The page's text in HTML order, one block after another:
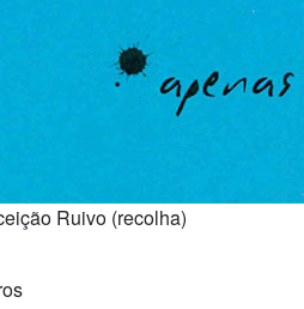
Ruivo (recolha)